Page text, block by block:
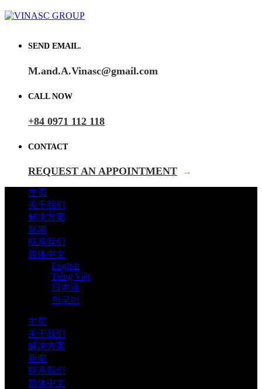
SEND EMAIL.
M.and.A.Vinasc@gmail.com
CALL NOW
+84 0971 112 118
CONTACT
REQUEST AN APPOINTMENT →
主页
关于我们
解决方案
新闻
联系我们
简体中文
English
Tiếng Việt
日本語
한국어
主页
关于我们
解决方案
新闻
联系我们
简体中文